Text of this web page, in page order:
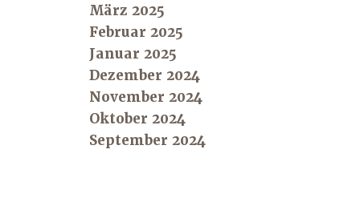
März 2025
Februar 2025
Januar 2025
Dezember 2024
November 2024
Oktober 2024
September 2024